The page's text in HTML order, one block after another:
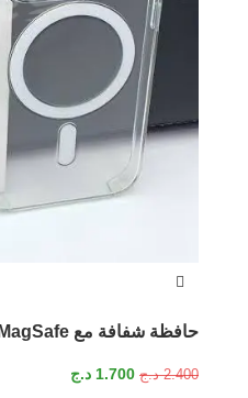
حافظة شفافة مع MagSafe لجهاز iPhone 14 Pro /14Pro
2.400 د.ج 1.700 د.ج